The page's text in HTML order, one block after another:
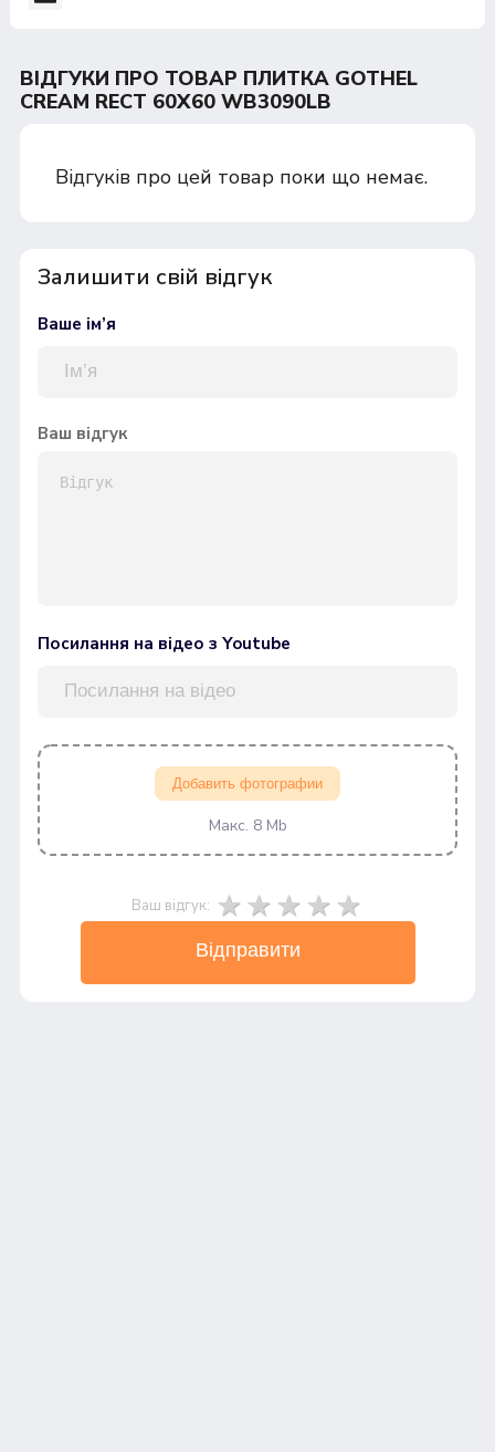
ВІДГУКИ ПРО ТОВАР ПЛИТКА GOTHEL
CREAM RECT 60Х60 WB3090LB
Відгуків про цей товар поки що немає.
Залишити свій відгук
Ваше ім’я
Ваш відгук
Посилання на відео з Youtube
Добавить фотографии
Макс. 8 Mb
Ваш відгук:
Відправити